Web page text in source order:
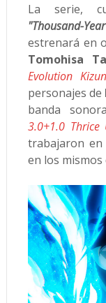
La serie,
"Thousand-
estrenará en
Tomohisa
Evolution
personajes de
banda
3.0+1.0
trabajaron
en los mismos